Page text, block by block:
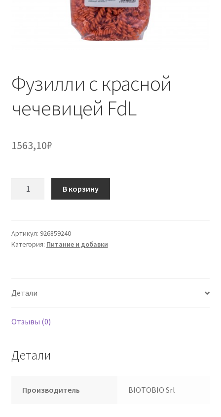
Фузилли с красной
чечевицей FdL
1563,10₽
красной
чечевицей
В корзину
Артикул: 926859240
Категория: Питание и добавки
Детали
Отзывы (0)
Детали
Производитель BIOTOBIO Srl